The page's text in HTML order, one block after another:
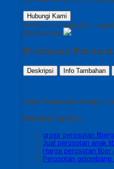
Hubungi Kami
Pemesanan yang lebih
Bagikan ke
Produsen
Deskripsi Info Tambahan
Anda Pengusaha Bengkel
Related posts:
grosir perosotan
Jual perosotan anak
Harga perosotan fiber
Perosotan